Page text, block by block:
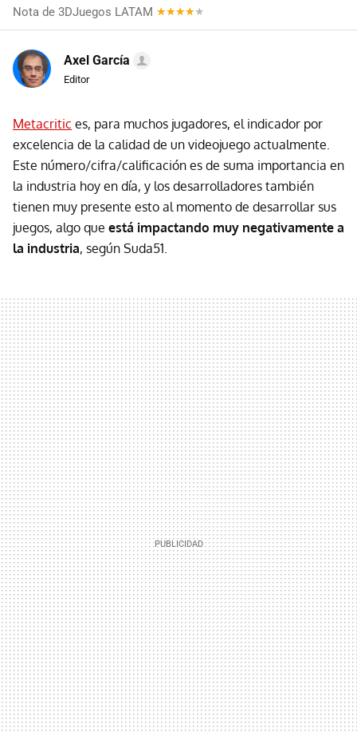
Nota de 3DJuegos LATAM
Axel García
Editor
Metacritic es, para muchos jugadores, el indicador por
excelencia de la calidad de un videojuego actualmente.
Este número/cifra/calificación es de suma importancia en
la industria hoy en día, y los desarrolladores también
tienen muy presente esto al momento de desarrollar sus
juegos, algo que está impactando muy negativamente a
la industria, según Suda51.